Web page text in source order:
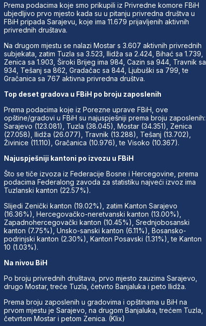
Prema podacima koje smo prikupili iz Privredne komore FBiH
ubjedljivo prvo mjesto kada su u pitanju privredna društva u
FBiH pripada Sarajevu, koje ima 11.679 prijavljenih aktivnih
privrednih društava.
Na drugom mjestu se nalazi Mostar s 3.607 aktivnih privrednih
subjekata, zatim Tuzla sa 3.523, Ilidža sa 2.424, Bihać sa 1.739,
Zenica sa 1.903, Široki Brijeg ima 984, Cazin sa 944, Travnik sa
934, Tešanj sa 862, Gradačac sa 844, Ljubuški sa 799, te
Gračanica sa 767 aktivna privredna društva.
Top deset gradova u FBiH po broju zaposlenih
Prema podacima koje iz Porezne uprave FBiH, ove
opštine/gradovi u FBiH su najuspješniji prema broju zaposlenih:
Sarajevo (123.081), Tuzla (38.045), Mostar (34.351), Zenica
(27.058), Ilidža (26.077), Travnik (13.288), Tešanj (13.702),
Živinice (11.110), Gračanica (10.976), te Visoko (10.367).
Najuspješniji kantoni po izvozu u FBiH
Što se tiče izvoza iz Federacije Bosne i Hercegovine, prema
podacima Federalong zavoda za statistiku najveći izvoz ima
Tuzlanski kanton (22.57%).
Slijedi Zenički kanton (19.02%), zatim Kanton Sarajevo
(16.36%), Hercegovačko-neretvanski kanton (13.00%),
Zapadnohercegovački kanton (10.45%), Srednjobosanski
kanton (7.75%), Unsko-sanski kanton (6.11%), Bosansko-
podrinjski kanton (2.30%), Kanton Posavski (1.31%), te Kanton
10 (1.03%).
Na nivou BiH
Po broju privrednih društava, prvo mjesto zauzima Sarajevo,
drugo Mostar, treće Tuzla, četvrto Banjaluka i peto Ilidža.
Prema broju zaposlenih u gradovima i opštinama u BiH na
prvom mjestu je Sarajevo, na drugom Banjaluka, trećem Tuzla,
četvrtom Mostar i petom Zenica. (Klix)